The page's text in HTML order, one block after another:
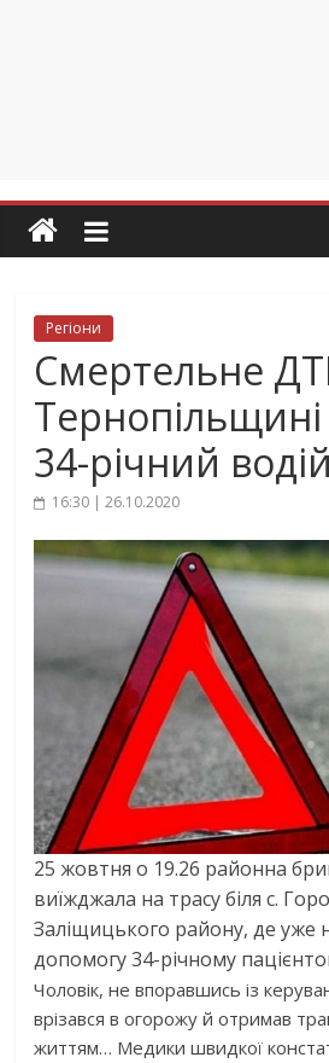
Регіони
Смертельне
34-річний водій
16:30 | 26.10.2020
25 жовтня о 19.26 районна
виїжджала на трасу біля с.
Заліщицького району, де уже
допомогу 34-річному
Чоловік, не впоравшись із
врізався в огорожу й отримав
життям… Медики швидкої